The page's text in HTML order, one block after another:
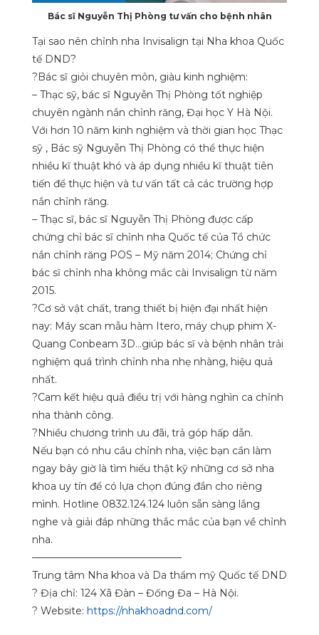
Bác sĩ Nguyễn Thị Phòng tư vấn cho bệnh nhân
Tại sao nên chỉnh nha Invisalign tại Nha khoa Quốc
tế DND?
? Bác sĩ giỏi chuyên môn, giàu kinh nghiệm:
– Thạc sỹ, bác sĩ Nguyễn Thị Phòng tốt nghiệp
chuyên ngành nắn chỉnh răng, Đại học Y Hà Nội.
Với hơn 10 năm kinh nghiệm và thời gian học Thạc
sỹ , Bác sỹ Nguyễn Thị Phòng có thể thực hiện
nhiều kĩ thuật khó và áp dụng nhiều kĩ thuật tiên
tiến để thực hiện và tư vấn tất cả các trường hợp
nắn chỉnh răng.
– Thạc sĩ, bác sĩ Nguyễn Thị Phòng được cấp
chứng chỉ bác sĩ chỉnh nha Quốc tế của Tổ chức
nắn chỉnh răng POS – Mỹ năm 2014; Chứng chỉ
bác sĩ chỉnh nha không mắc cài Invisalign từ năm
2015.
?Cơ sở vật chất, trang thiết bị hiện đại nhất hiện
nay: Máy scan mẫu hàm Itero, máy chụp phim X-
Quang Conbeam 3D…giúp bác sĩ và bệnh nhân trải
nghiệm quá trình chỉnh nha nhẹ nhàng, hiệu quả
nhất.
?Cam kết hiệu quả điều trị với hàng nghìn ca chỉnh
nha thành công.
? Nhiều chương trình ưu đãi, trả góp hấp dẫn.
Nếu bạn có nhu cầu chỉnh nha, việc bạn cần làm
ngay bây giờ là tìm hiểu thật kỹ những cơ sở nha
khoa uy tín để có lựa chọn đúng đắn cho riêng
mình. Hotline 0832.124.124 luôn sẵn sàng lắng
nghe và giải đáp những thắc mắc của bạn về chỉnh
nha.
———————————————
Trung tâm Nha khoa và Da thẩm mỹ Quốc tế DND
? Địa chỉ: 124 Xã Đàn – Đống Đa – Hà Nội.
? Website: https://nhakhoadnd.com/